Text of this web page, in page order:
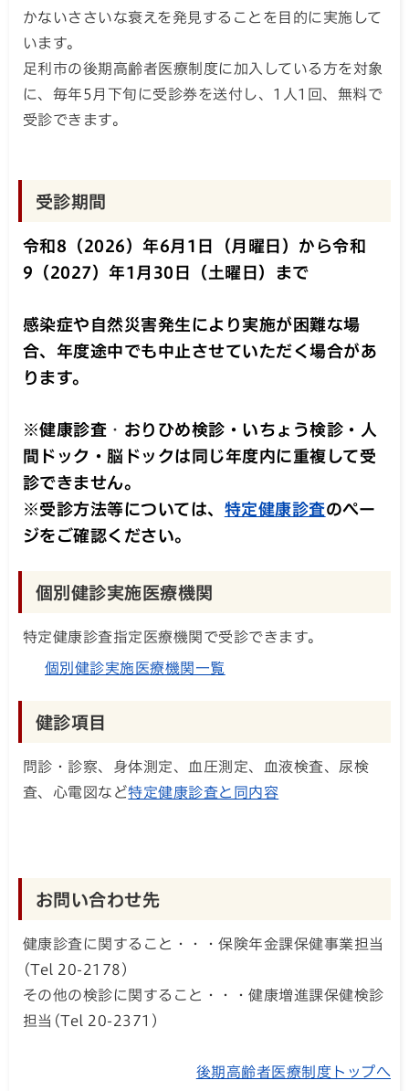
かないささいな衰えを発見することを目的に実施して
います。
足利市の後期高齢者医療制度に加入している方を対象
に、毎年5月下旬に受診券を送付し、1人1回、無料で
受診できます。
受診期間
令和8（2026）年6月1日（月曜日）から令和
9（2027）年1月30日（土曜日）まで
感染症や自然災害発生により実施が困難な場
合、年度途中でも中止させていただく場合があ
ります。
※健康診査 ・ おりひめ検診・いちょう検診・人
間ドック・脳ドックは同じ年度内に重複して受
診できません。
※受診方法等については、 特定健康診査のペー
ジをご確認ください。
個別健診実施医療機関
特定健康診査指定医療機関で受診できます。
個別健診実施医療機関一覧
健診項目
問診・診察、身体測定、血圧測定、血液検査、尿検
査、心電図など特定健康診査と同内容
お問い合わせ先
健康診査に関すること・・・保険年金課保健事業担当
(Tel 20-2178)
その他の検診に関すること・・・健康増進課保健検診
担当(Tel 20-2371)
後期高齢者医療制度トップへ